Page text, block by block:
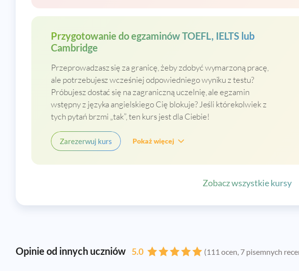
Przygotowanie do egzaminów TOEFL, IELTS lub
Cambridge
Przeprowadzasz się za granicę, żeby zdobyć wymarzoną pracę,
ale potrzebujesz wcześniej odpowiedniego wyniku z testu?
Próbujesz dostać się na zagraniczną uczelnię, ale egzamin
wstępny z języka angielskiego Cię blokuje? Jeśli którekolwiek z
tych pytań brzmi „tak”, ten kurs jest dla Ciebie!
Zarezerwuj kurs Pokaż więcej
Zobacz wszystkie kursy
Opinie od innych uczniów 5.0 (111 ocen, 7 pisemnych